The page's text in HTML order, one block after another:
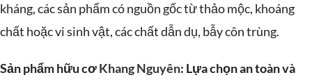
kháng, các sản phẩm có nguồn gốc từ thảo mộc, khoáng
chất hoặc vi sinh vật, các chất dẫn dụ, bẫy côn trùng.
Sản phẩm hữu cơKhang Nguyên: Lựa chọn an toàn và